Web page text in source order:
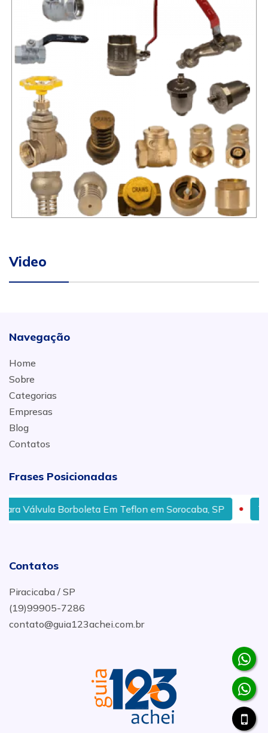
Video
Navegação
Home
Sobre
Categorias
Empresas
Blog
Contatos
Frases Posicionadas
Borboleta Em Teflon em Sorocaba, SP Tee
Contatos
Piracicaba / SP
(19)99905-7286
contato@guia123achei.com.br